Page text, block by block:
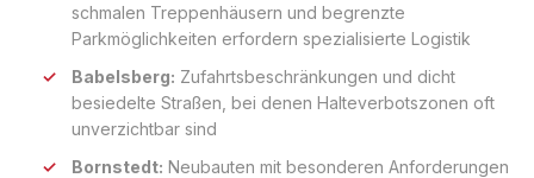
schmalen Treppenhäusern und begrenzte
Parkmöglichkeiten erfordern spezialisierte Logistik
Babelsberg: Zufahrtsbeschränkungen und dicht
besiedelte Straßen, bei denen Halteverbotszonen oft
unverzichtbar sind
Bornstedt: Neubauten mit besonderen Anforderungen